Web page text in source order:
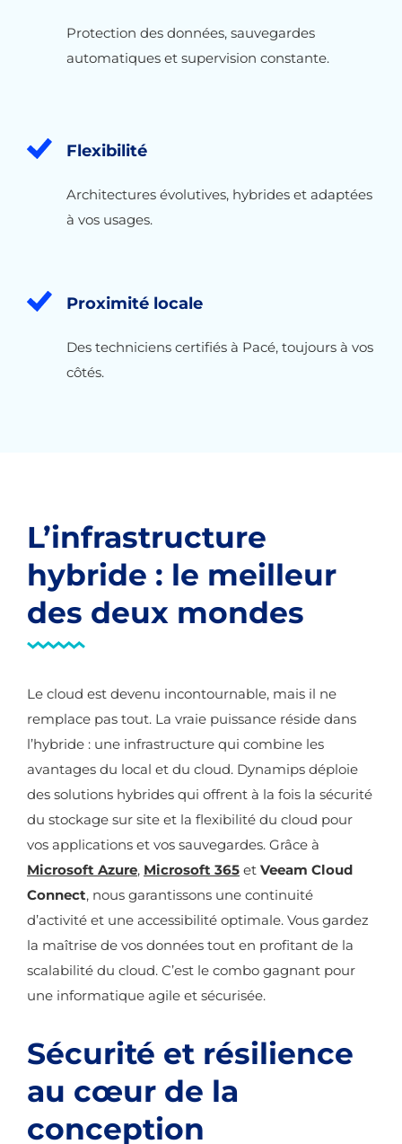
Protection des données, sauvegardes
automatiques et supervision constante.
Flexibilité
Architectures évolutives, hybrides et adaptées
à vos usages.
Proximité locale
Des techniciens certifiés à Pacé, toujours à vos
côtés.
L’infrastructure
hybride : le meilleur
des deux mondes
Le cloud est devenu incontournable, mais il ne
remplace pas tout. La vraie puissance réside dans
l’hybride : une infrastructure qui combine les
avantages du local et du cloud. Dynamips déploie
des solutions hybrides qui offrent à la fois la sécurité
du stockage sur site et la flexibilité du cloud pour
vos applications et vos sauvegardes. Grâce à
Microsoft Azure, Microsoft 365 et Veeam Cloud
Connect, nous garantissons une continuité
d’activité et une accessibilité optimale. Vous gardez
la maîtrise de vos données tout en profitant de la
scalabilité du cloud. C’est le combo gagnant pour
une informatique agile et sécurisée.
Sécurité et résilience
au cœur de la
conception